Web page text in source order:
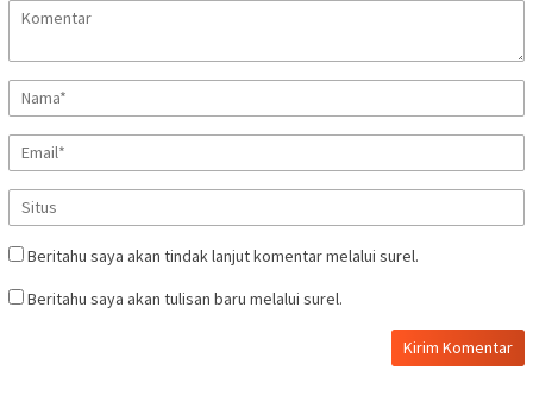
Beritahu saya akan tindak lanjut komentar melalui surel.
Beritahu saya akan tulisan baru melalui surel.